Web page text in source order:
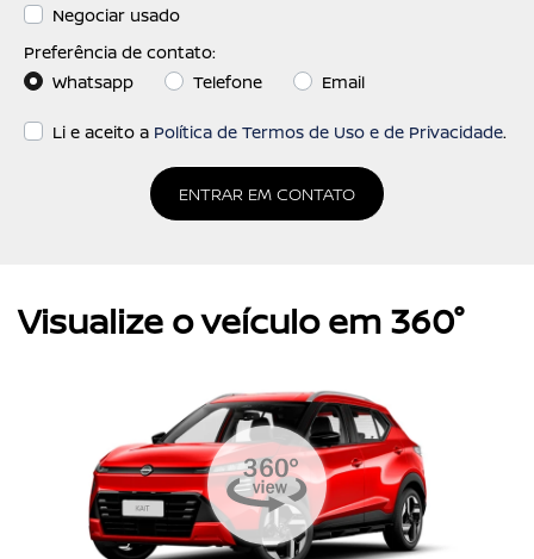
Negociar usado
Preferência de contato:
Whatsapp
Telefone Email
Li e aceito a Política de Termos de Uso e de Privacidade.
ENTRAR EM CONTATO
Visualize o veículo em 360°